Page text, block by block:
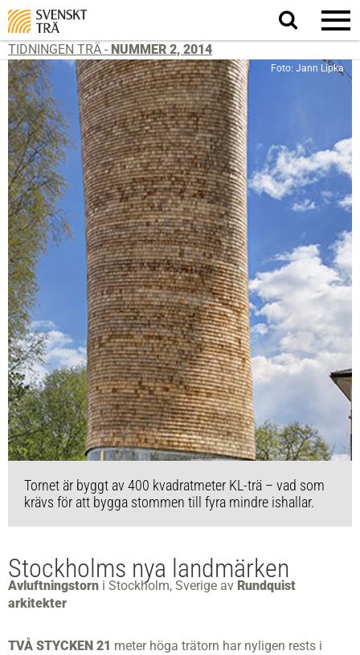
Sök
på
TIDNINGEN TRÄ - NUMMER 2, 2014
Foto: Jann Lipka
Tornet är byggt av 400 kvadratmeter KL-trä – vad som
krävs för att bygga stommen till fyra mindre ishallar.
Stockholms nya landmärken
Avluftningstorn i Stockholm, Sverige av Rundquist
arkitekter
TVÅ STYCKEN 21 meter höga trätorn har nyligen rests i